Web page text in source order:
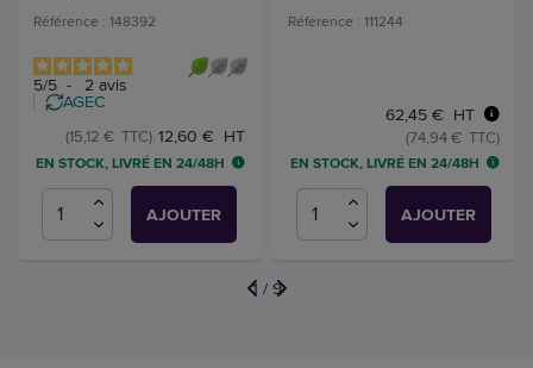
Référence : 148392
5/5 - 2 avis
AGEC
12,60 € HT
(15,12 € TTC)
EN STOCK, LIVRÉ EN 24/48H
AJOUTER
Référence : 111244
62,45 € HT
(74,94 € TTC)
EN STOCK, LIVRÉ EN 24/48H
AJOUTER
1 / 9